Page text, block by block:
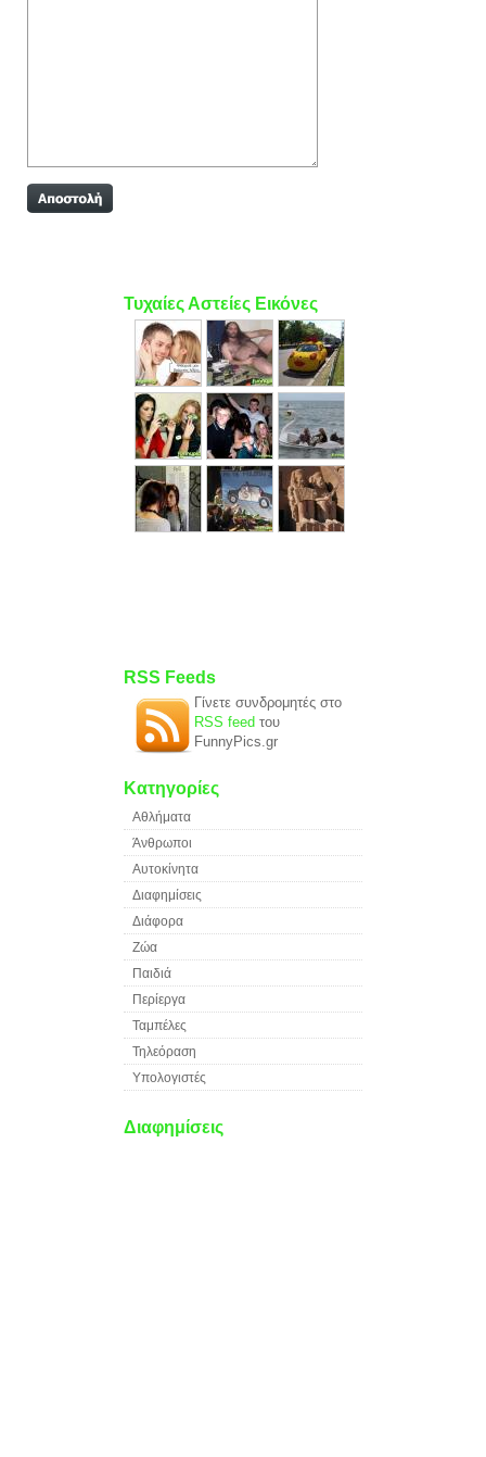
Τυχαίες Αστείες Εικόνες
RSS Feeds
Γίνετε συνδρομητές στο
RSS feed του
FunnyPics.gr
Κατηγορίες
Αθλήματα
Άνθρωποι
Αυτοκίνητα
Διαφημίσεις
Διάφορα
Ζώα
Παιδιά
Περίεργα
Ταμπέλες
Τηλεόραση
Υπολογιστές
Διαφημίσεις